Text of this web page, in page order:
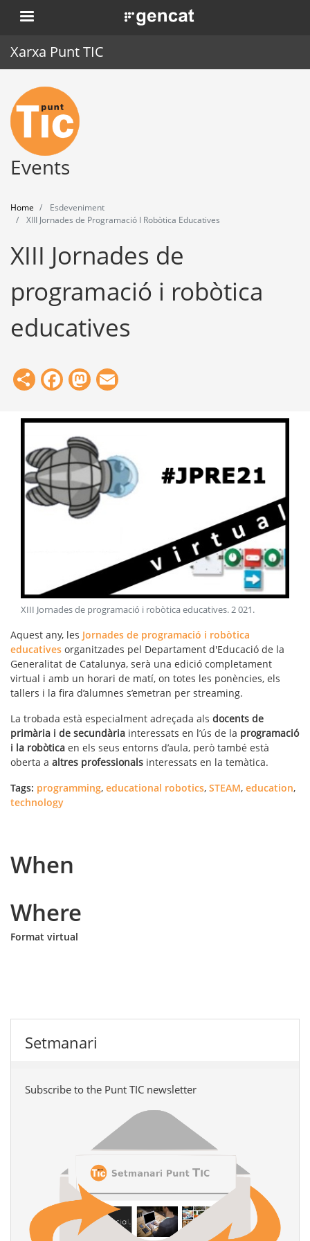
Skip
to
. Obre en una nova finestra.
Xarxa Punt TIC
Home
Punt TIC
News
Training
Tools
Events
Home
Esdeveniment
XIII Jornades de Programació I Robòtica Educatives
XIII Jornades de
programació i robòtica
educatives
ShareFacebook
Mastodon
XIII Jornades de programació i robòtica educatives.2 021.
Aquest any, les Jornades de programació i robòtica
educatives organitzades pel Departament d'Educació de la
Generalitat de Catalunya, serà una edició completament
virtual i amb un horari de matí, on totes les ponències, els
tallers i la fira d’alumnes s’emetran per streaming.
La trobada està especialment adreçada als docents de
primària i de secundària interessats en l’ús de la programació
i la robòtica en els seus entorns d’aula, però també està
oberta a altres professionals interessats en la temàtica.
Tags: programming, educational robotics, STEAM, education,
technology
When
Where
Format virtual
Setmanari
Subscribe to the Punt TIC newsletter